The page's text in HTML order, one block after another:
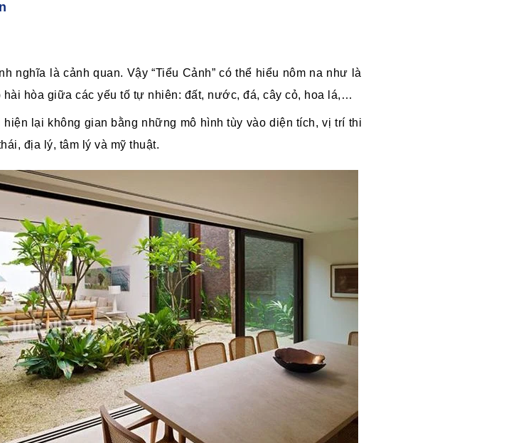
nghĩa là cảnh quan. Vậy “Tiểu Cảnh” có thể hiểu nôm na như là
hòa giữa các yếu tố tự nhiên: đất, nước, đá, cây cỏ, hoa lá,…
lại không gian bằng những mô hình tùy vào diện tích, vị trí thi
địa lý, tâm lý và mỹ thuật.